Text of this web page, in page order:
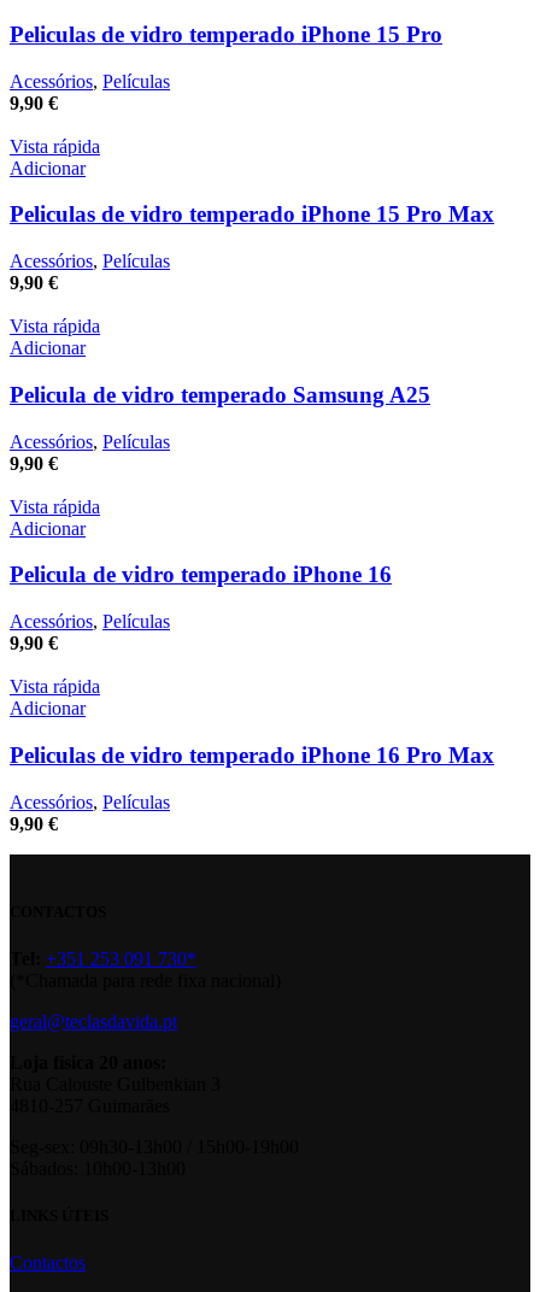
Peliculas de vidro temperado iPhone 15 Pro
Acessórios, Películas
9,90 €
Vista rápida
Adicionar
Peliculas de vidro temperado iPhone 15 Pro Max
Acessórios, Películas
9,90 €
Vista rápida
Adicionar
Pelicula de vidro temperado Samsung A25
Acessórios, Películas
9,90 €
Vista rápida
Adicionar
Pelicula de vidro temperado iPhone 16
Acessórios, Películas
9,90 €
Vista rápida
Adicionar
Peliculas de vidro temperado iPhone 16 Pro Max
Acessórios, Películas
9,90 €
+351 253 091 730*
geral@teclasdavida.pt
Contactos